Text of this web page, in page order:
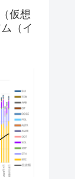
仮想
（イ